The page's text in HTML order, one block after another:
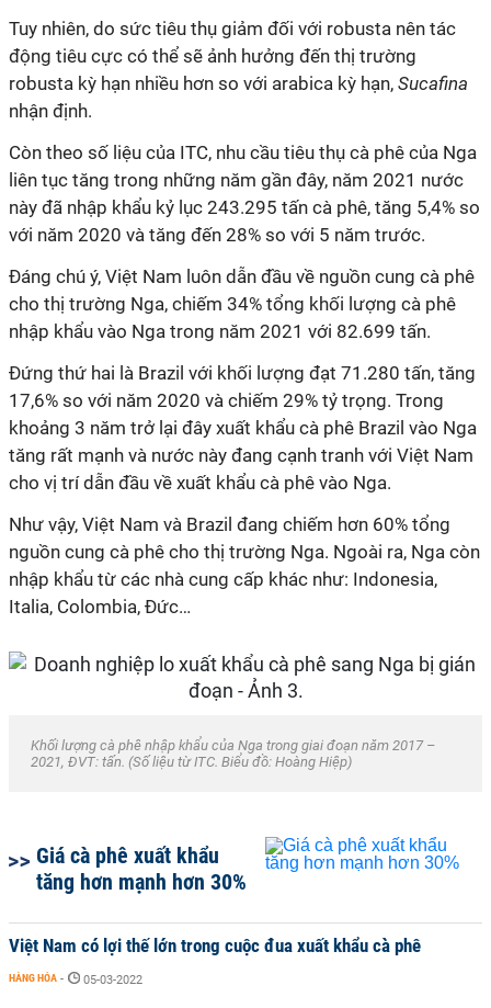
Tuy nhiên, do sức tiêu thụ giảm đối với robusta nên tác
động tiêu cực có thể sẽ ảnh hưởng đến thị trường
robusta kỳ hạn nhiều hơn so với arabica kỳ hạn, Sucafina
nhận định.
Còn theo số liệu của ITC, nhu cầu tiêu thụ cà phê của Nga
liên tục tăng trong những năm gần đây, năm 2021 nước
này đã nhập khẩu kỷ lục 243.295 tấn cà phê, tăng 5,4% so
với năm 2020 và tăng đến 28% so với 5 năm trước.
Đáng chú ý, Việt Nam luôn dẫn đầu về nguồn cung cà phê
cho thị trường Nga, chiếm 34% tổng khối lượng cà phê
nhập khẩu vào Nga trong năm 2021 với 82.699 tấn.
Đứng thứ hai là Brazil với khối lượng đạt 71.280 tấn, tăng
17,6% so với năm 2020 và chiếm 29% tỷ trọng. Trong
khoảng 3 năm trở lại đây xuất khẩu cà phê Brazil vào Nga
tăng rất mạnh và nước này đang cạnh tranh với Việt Nam
cho vị trí dẫn đầu về xuất khẩu cà phê vào Nga.
Như vậy, Việt Nam và Brazil đang chiếm hơn 60% tổng
nguồn cung cà phê cho thị trường Nga. Ngoài ra, Nga còn
nhập khẩu từ các nhà cung cấp khác như: Indonesia,
Italia, Colombia, Đức…
Khối lượng cà phê nhập khẩu của Nga trong giai đoạn năm 2017 –
2021, ĐVT: tấn. (Số liệu từ ITC. Biểu đồ: Hoàng Hiệp)
Giá cà phê xuất khẩu
tăng hơn mạnh hơn 30%
Việt Nam có lợi thế lớn trong cuộc đua xuất khẩu cà phê
HÀNG HÓA - 05-03-2022